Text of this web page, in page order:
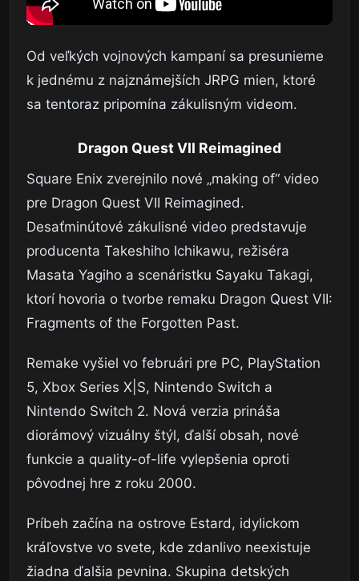
Od veľkých vojnových kampaní sa presunieme
k jednému z najznámejších JRPG mien, ktoré
sa tentoraz pripomína zákulisným videom.
Dragon Quest VII Reimagined
Square Enix zverejnilo nové „making of“ video
pre Dragon Quest VII Reimagined.
Desaťminútové zákulisné video predstavuje
producenta Takeshiho Ichikawu, režiséra
Masata Yagiho a scenáristku Sayaku Takagi,
ktorí hovoria o tvorbe remaku Dragon Quest VII:
Fragments of the Forgotten Past.
Remake vyšiel vo februári pre PC, PlayStation
5, Xbox Series X|S, Nintendo Switch a
Nintendo Switch 2. Nová verzia prináša
diorámový vizuálny štýl, ďalší obsah, nové
funkcie a quality-of-life vylepšenia oproti
pôvodnej hre z roku 2000.
Príbeh začína na ostrove Estard, idylickom
kráľovstve vo svete, kde zdanlivo neexistuje
žiadna ďalšia pevnina. Skupina detských